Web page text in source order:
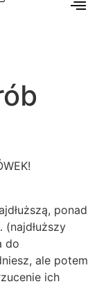
ponad
do
ale potem
ich